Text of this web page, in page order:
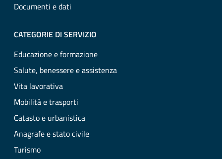
Documenti e dati
CATEGORIE DI SERVIZIO
Educazione e formazione
Salute, benessere e assistenza
Vita lavorativa
Mobilità e trasporti
Catasto e urbanistica
Anagrafe e stato civile
Turismo